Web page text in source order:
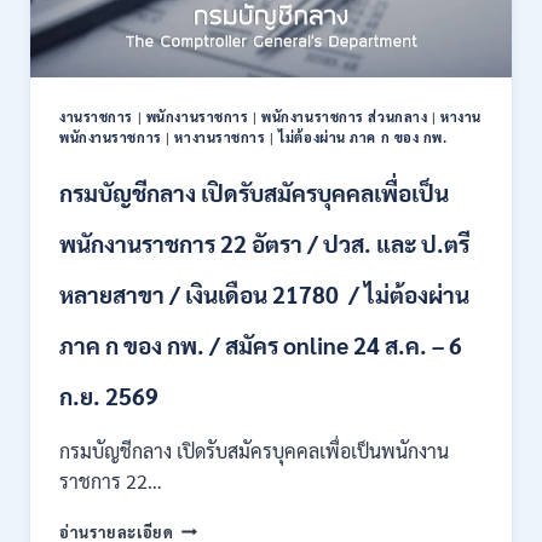
งานราชการ | พนักงานราชการ |พนักงานราชการ ส่วนกลาง |หางาน
พนักงานราชการ |หางานราชการ |ไม่ต้องผ่าน ภาค ก ของ กพ.
กรมบัญชีกลาง เปิดรับสมัครบุคคลเพื่อเป็น
พนักงานราชการ 22 อัตรา / ปวส. และ ป.ตรี
หลายสาขา / เงินเดือน 21780 / ไม่ต้องผ่าน
ภาค ก ของ กพ. / สมัคร online 24 ส.ค. – 6
ก.ย. 2569
กรมบัญชีกลาง เปิดรับสมัครบุคคลเพื่อเป็นพนักงาน
ราชการ 22…
อ่านรายละเอียด กรม